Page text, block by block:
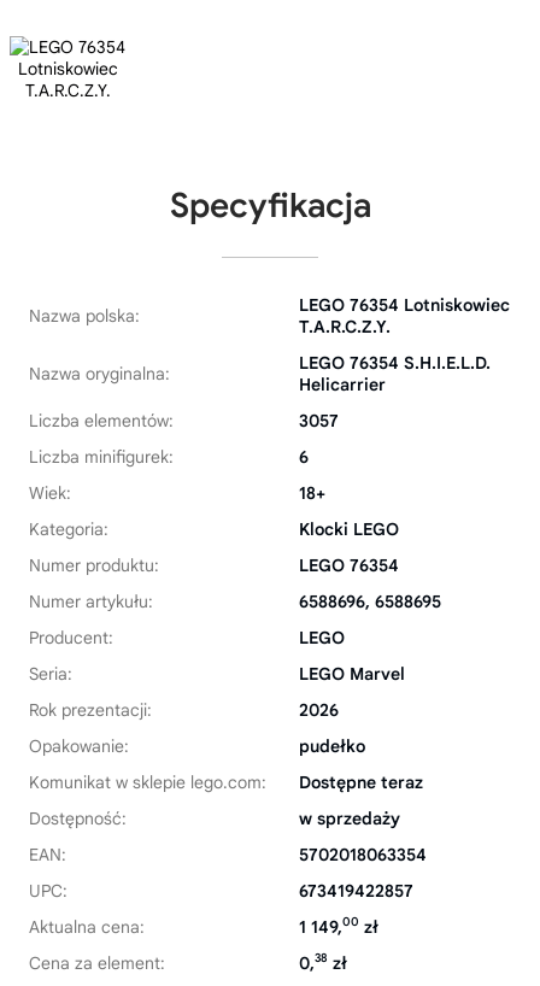
Specyfikacja
Nazwa polska:
LEGO 76354 Lotniskowiec
T.A.R.C.Z.Y.
Nazwa oryginalna:
LEGO 76354 S.H.I.E.L.D.
Helicarrier
Liczba elementów:
3057
Liczba minifigurek:
6
Wiek:
18+
Kategoria:
Klocki LEGO
Numer produktu:
LEGO 76354
Numer artykułu:
6588696, 6588695
Producent:
LEGO
Seria:
LEGO Marvel
Rok prezentacji:
2026
Opakowanie:
pudełko
Komunikat w sklepie lego.com:
Dostępne teraz
Dostępność:
w sprzedaży
EAN:
5702018063354
UPC:
673419422857
Aktualna cena:
1 149,00 zł
Cena za element:
0,38 zł